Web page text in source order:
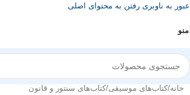
عبور به ناوبری رفتن به محتوای اصلی
منو
خانه/کتاب‌های موسیقی/کتاب‌های سنتور و قانون